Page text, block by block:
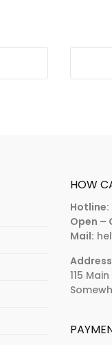
HOW
Hotline:
Open –
Mail:
115